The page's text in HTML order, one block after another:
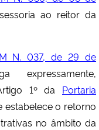
ao reitor da
N. 037, de 29 de
expressamente,
1º da Portaria
estabelece o retorno
no âmbito da